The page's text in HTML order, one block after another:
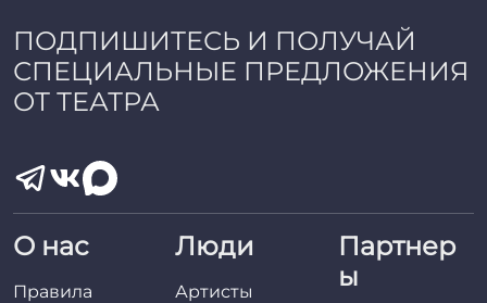
ПОДПИШИТЕСЬ И ПОЛУЧАЙ
СПЕЦИАЛЬНЫЕ ПРЕДЛОЖЕНИЯ
ОТ ТЕАТРА
О нас
Правила
Люди
Артисты
Партнер
ы